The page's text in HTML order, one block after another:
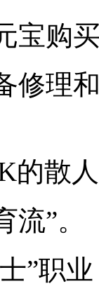
宝购
修理
的散
”。
”职